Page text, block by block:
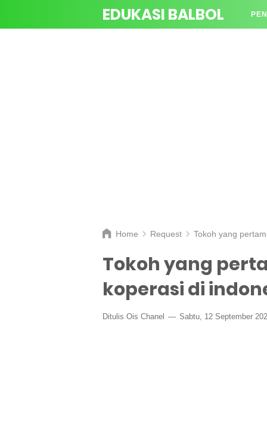
EDUKASI BALBOL
Home Request Tokoh yang
Tokoh yang
koperasi di
Ditulis Ois Chanel Sabtu, 12 September